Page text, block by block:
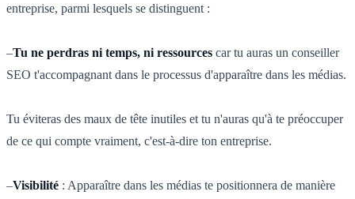
entreprise, parmi lesquels se distinguent :
–Tu ne perdras ni temps, ni ressources car tu auras un conseiller
SEO t'accompagnant dans le processus d'apparaître dans les médias.
Tu éviteras des maux de tête inutiles et tu n'auras qu'à te préoccuper
de ce qui compte vraiment, c'est-à-dire ton entreprise.
–Visibilité : Apparaître dans les médias te positionnera de manière